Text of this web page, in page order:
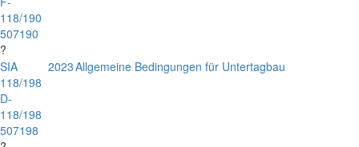
118/190
507190
?
SIA
118/198
D-
118/198
507198
2023Allgemeine Bedingungen für Untertagbau